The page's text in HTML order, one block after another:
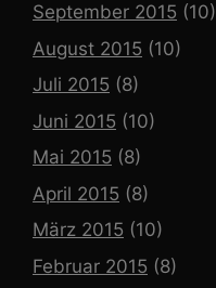
September 2015 (10)
August 2015 (10)
Juli 2015 (8)
Juni 2015 (10)
Mai 2015 (8)
April 2015 (8)
März 2015 (10)
Februar 2015 (8)